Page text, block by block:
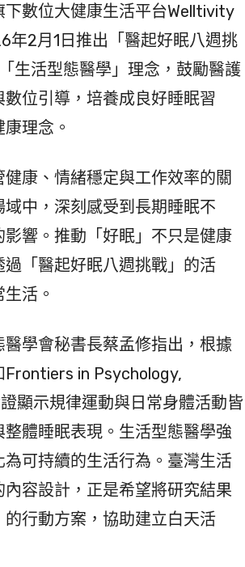
數位大健康生活平台Welltivity
2月1日推出「醫起好眠八週挑
生活型態醫學」理念，鼓勵醫護
位引導，培養成良好睡眠習
理念。
康、情緒穩定與工作效率的關
中，深刻感受到長期睡眠不
響。推動「好眠」不只是健康
「醫起好眠八週挑戰」的活
活。
學會秘書長蔡孟修指出，根據
Frontiers in Psychology,
顯示規律運動與日常身體活動皆
體睡眠表現。生活型態醫學強
可持續的生活行為。臺灣生活
容設計，正是希望將研究結果
行動方案，協助建立白天活